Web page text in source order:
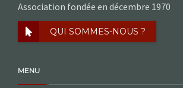
Association fondée en décembre 1970
QUI SOMMES-NOUS ?
MENU